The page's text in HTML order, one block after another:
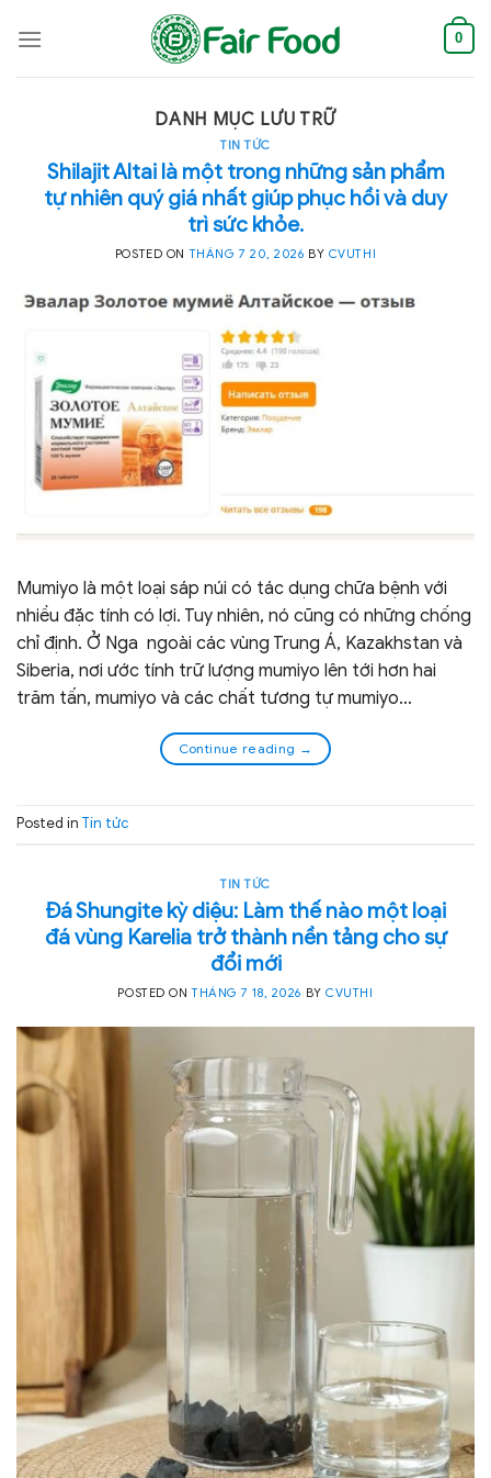
0
DANH MỤC LƯU TRỮ
TIN TỨC
Shilajit Altai là một trong những sản phẩm
tự nhiên quý giá nhất giúp phục hồi và duy
trì sức khỏe.
POSTED ONTHÁNG 7 20, 2026 BY CVUTHI
Mumiyo là một loại sáp núi có tác dụng chữa bệnh với
nhiều đặc tính có lợi. Tuy nhiên, nó cũng có những chống
chỉ định. Ở Nga ngoài các vùng Trung Á, Kazakhstan và
Siberia, nơi ước tính trữ lượng mumiyo lên tới hơn hai
trăm tấn, mumiyo và các chất tương tự mumiyo…
Continue reading →
Posted in Tin tức
TIN TỨC
Đá Shungite kỳ diệu: Làm thế nào một loại
đá vùng Karelia trở thành nền tảng cho sự
đổi mới
POSTED ONTHÁNG 7 18, 2026 BYCVUTHI